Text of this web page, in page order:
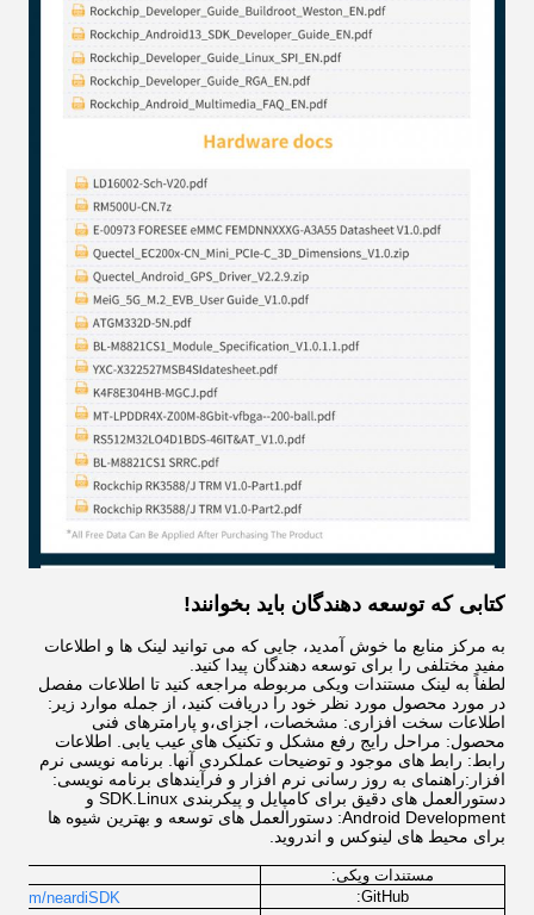
کتابی که توسعه دهندگان باید بخوانند!
به مرکز منابع ما خوش آمدید، جایی که می توانید لینک ها و اطلاعات
مفید مختلفی را برای توسعه دهندگان پیدا کنید.
لطفاً به لینک مستندات ویکی مربوطه مراجعه کنید تا اطلاعات مفصل
در مورد محصول مورد نظر خود را دریافت کنید، از جمله موارد زیر:
اطلاعات سخت افزاری: مشخصات، اجزای،و پارامترهای فنی
محصول: مراحل رایج رفع مشکل و تکنیک های عیب یابی. اطلاعات
رابط: رابط های موجود و توضیحات عملکردی آنها. برنامه نویسی نرم
افزار:راهنمای به روز رسانی نرم افزار و فرآیندهای برنامه نویسی:
دستورالعمل های دقیق برای کامپایل و پیکربندی SDK.Linux و
Android Development: دستورالعمل های توسعه و بهترین شیوه ها
برای محیط های لینوکس و اندروید.
مستندات ویکی:
GitHub:
neardiSDK